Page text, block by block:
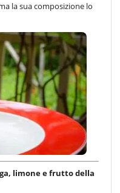
la sua composizione lo
limone e frutto della